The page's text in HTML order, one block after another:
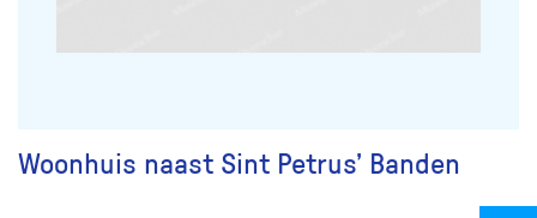
Woonhuis naast Sint Petrus’ Banden